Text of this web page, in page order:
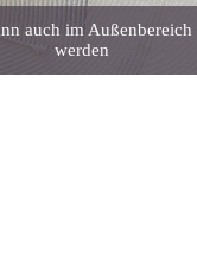
auch im Außenbereich
werden